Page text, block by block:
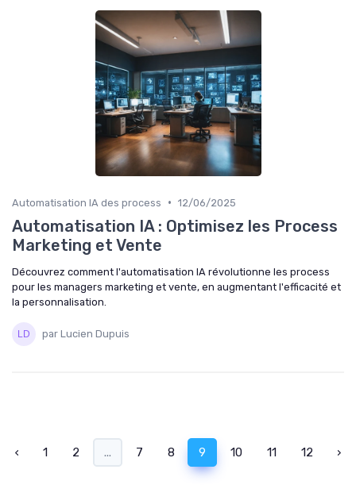
Automatisation IA des process • 12/06/2025
Automatisation IA : Optimisez les Process
Marketing et Vente
Découvrez comment l'automatisation IA révolutionne les process
pour les managers marketing et vente, en augmentant l'efficacité et
la personnalisation.
par Lucien Dupuis
‹ 1 2 ... 7 8 9 10 11 12 ›